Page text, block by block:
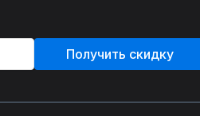
Получить скидку